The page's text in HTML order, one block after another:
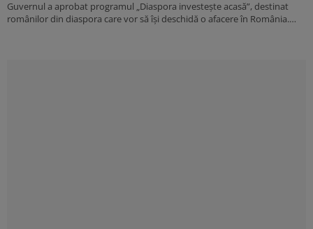
Guvernul a aprobat programul „Diaspora investește acasă”, destinat
românilor din diaspora care vor să își deschidă o afacere în România.…